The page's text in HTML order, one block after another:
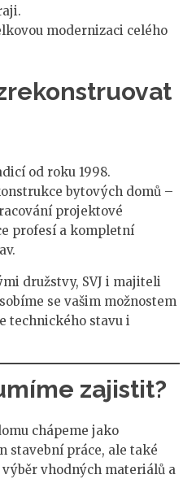
modernizaci celého
od roku 1998.
bytových domů –
projektové
profesí a kompletní
družstvy, SVJ i majiteli
se vašim možnostem
technického stavu i
zajistit?
chápeme jako
stavební práce, ale také
vhodných materiálů a